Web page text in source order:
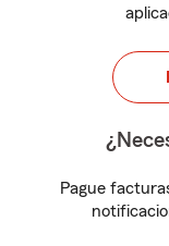
Pague